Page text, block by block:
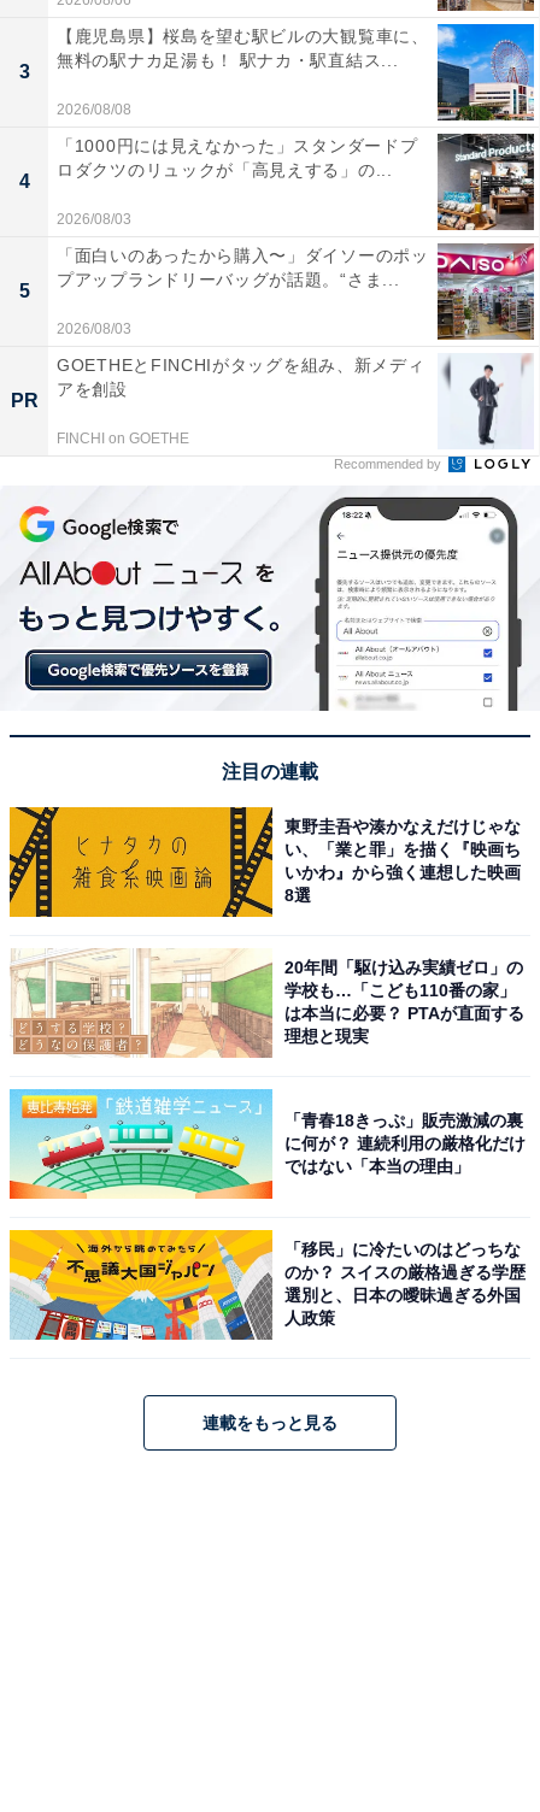
3
【鹿児島県】桜島を望む駅ビルの大観覧車に、
無料の駅ナカ足湯も！ 駅ナカ・駅直結ス...
2026/08/08
4
「1000円には見えなかった」スタンダードプ
ロダクツのリュックが「高見えする」の...
2026/08/03
5
「面白いのあったから購入〜」ダイソーのポッ
プアップランドリーバッグが話題。“さま...
2026/08/03
PR
GOETHEとFINCHIがタッグを組み、新メディ
アを創設
FINCHI on GOETHE
Recommended by
注目の連載
東野圭吾や湊かなえだけじゃな
い、「業と罪」を描く『映画ち
いかわ』から強く連想した映画
8選
20年間「駆け込み実績ゼロ」の
学校も…「こども110番の家」
は本当に必要？ PTAが直面する
理想と現実
「青春18きっぷ」販売激減の裏
に何が？ 連続利用の厳格化だけ
ではない「本当の理由」
「移民」に冷たいのはどっちな
のか？ スイスの厳格過ぎる学歴
選別と、日本の曖昧過ぎる外国
人政策
連載をもっと見る